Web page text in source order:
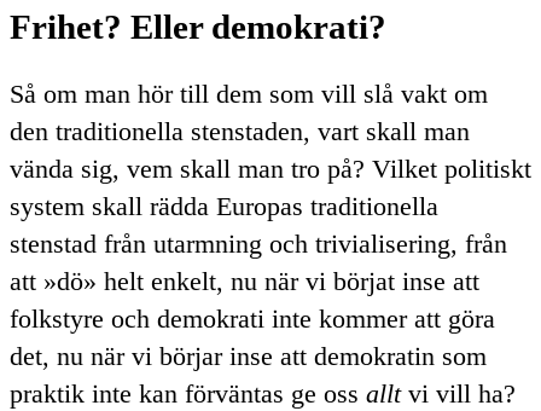
Frihet? Eller demokrati?
Så om man hör till dem som vill slå vakt om
den traditionella stenstaden, vart skall man
vända sig, vem skall man tro på? Vilket politiskt
system skall rädda Europas traditionella
stenstad från utarmning och trivialisering, från
att
dö
helt enkelt, nu när vi börjat inse att
folkstyre och demokrati inte kommer att göra
det, nu när vi börjar inse att demokratin som
praktik inte kan förväntas ge oss alltvi vill ha?